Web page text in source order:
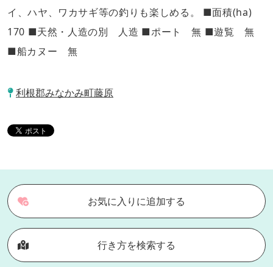
イ、ハヤ、ワカサギ等の釣りも楽しめる。 ■面積(ha)
170 ■天然・人造の別 人造 ■ポート 無 ■遊覧 無
■船カヌー 無
利根郡みなかみ町藤原
お気に入りに追加する
行き方を検索する